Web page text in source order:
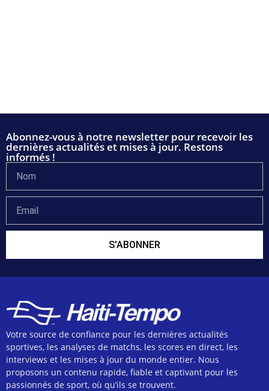
Abonnez-vous à notre newsletter pour recevoir les
dernières actualités et mises à jour. Restons
informés !
S'ABONNER
Votre source de confiance pour les dernières actualités
sportives, les analyses de matchs, les scores en direct, les
interviews et les mises à jour du monde entier. Nous
proposons un contenu rapide, fiable et captivant pour les
passionnés de sport, où qu’ils se trouvent.